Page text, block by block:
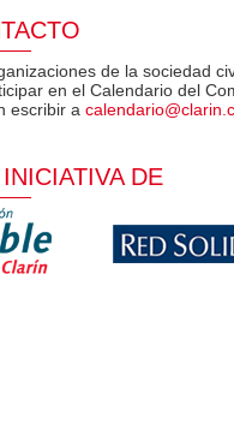
de la sociedad
en el Calendario del
escribir a
DE